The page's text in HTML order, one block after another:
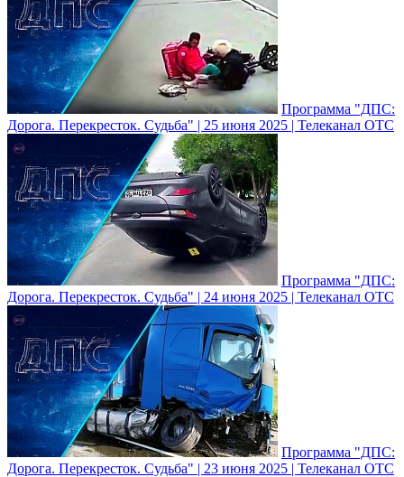
Программа "ДПС:
Дорога. Перекресток. Судьба" | 25 июня 2025 | Телеканал ОТС
Программа "ДПС:
Дорога. Перекресток. Судьба" | 24 июня 2025 | Телеканал ОТС
Программа "ДПС:
Дорога. Перекресток. Судьба" | 23 июня 2025 | Телеканал ОТС